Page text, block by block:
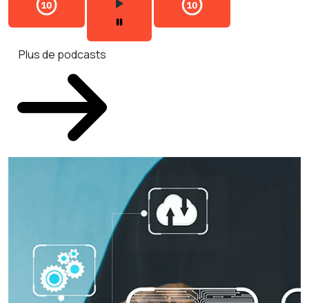
Plus de podcasts